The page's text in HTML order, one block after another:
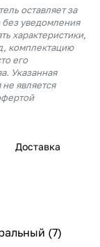
оставляет за
без уведомления
характеристики,
комплектацию
его
Указанная
является
Доставка
(7)